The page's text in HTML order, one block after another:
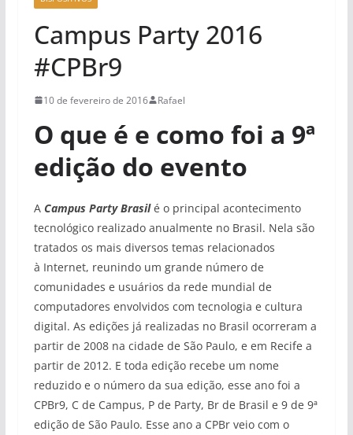
Campus Party 2016
#CPBr9
10 de fevereiro de 2016 Rafael
O que é e como foi a 9ª
edição do evento
A Campus Party Brasilé o principal acontecimento
tecnológico realizado anualmente no Brasil. Nela são
tratados os mais diversos temas relacionados
à Internet, reunindo um grande número de
comunidades e usuários da rede mundial de
computadores envolvidos com tecnologia e cultura
digital. As edições já realizadas no Brasil ocorreram a
partir de 2008 na cidade de São Paulo, e em Recife a
partir de 2012. E toda edição recebe um nome
reduzido e o número da sua edição, esse ano foi a
CPBr9, C de Campus, P de Party, Br de Brasil e 9 de 9ª
edição de São Paulo. Esse ano a CPBr veio com o